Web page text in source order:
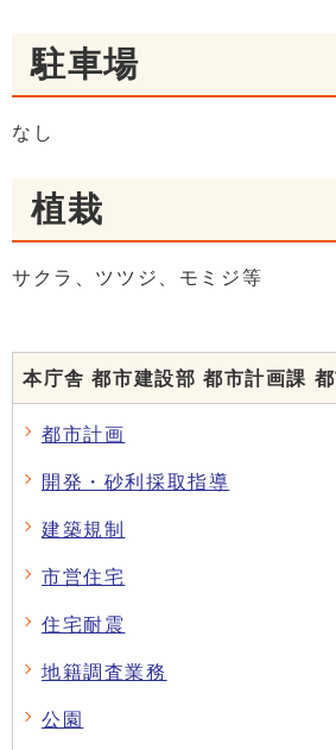
駐車場
なし
植栽
サクラ、ツツジ、モミジ等
本庁舎 都市建設部 都市計画課
都市計画
開発・砂利採取指導
建築規制
市営住宅
住宅耐震
地籍調査業務
公園